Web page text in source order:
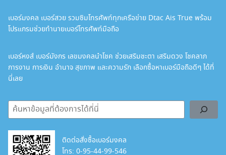
เบอร์มงคล เบอร์สวย รวมซิมโทรศัพท์ทุกเครือข่าย Dtac Ais True พร้อม
โปรแกรมช่วยทำนายเบอร์โทรศัพท์มือถือ
เบอร์หงส์ เบอร์มังกร เลขมงคลนำโชค ช่วยเสริมชะตา เสริมดวง โชคลาภ
การงาน การเงิน อำนาจ สุขภาพ และความรัก เลือกซื้อหาเบอร์มือถือดีๆ ได้ที่
นี่เลย
ค้นหา
ติดต่อสั่งซื้อเบอร์มงคล
โทร: 0-95-44-99-546